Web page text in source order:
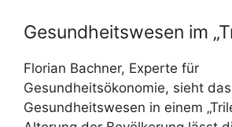
Gesundheitswesen im
Florian Bachner, Experte für
Gesundheitsökonomie, sieht das
Gesundheitswesen in einem